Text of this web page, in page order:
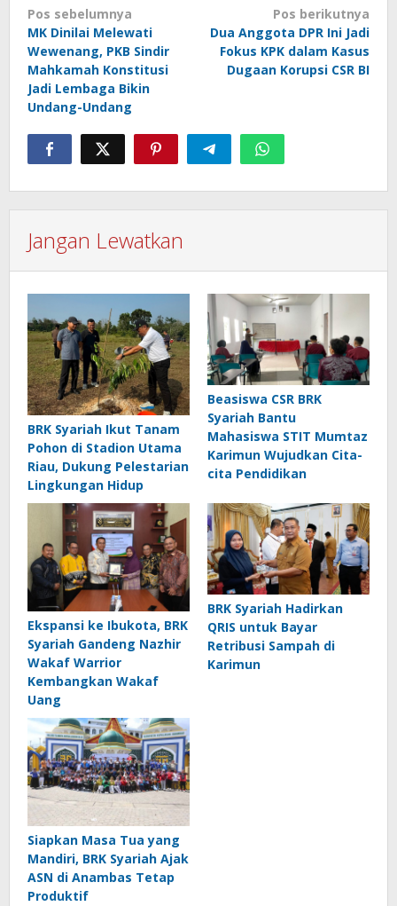
Navigasi
pos
Pos sebelumnya
MK Dinilai Melewati
Wewenang, PKB Sindir
Mahkamah Konstitusi
Jadi Lembaga Bikin
Undang-Undang
Pos berikutnya
Dua Anggota DPR Ini Jadi
Fokus KPK dalam Kasus
Dugaan Korupsi CSR BI
Jangan Lewatkan
BRK Syariah Ikut Tanam
Pohon di Stadion Utama
Riau, Dukung Pelestarian
Lingkungan Hidup
Beasiswa CSR BRK
Syariah Bantu
Mahasiswa STIT Mumtaz
Karimun Wujudkan Cita-
cita Pendidikan
Ekspansi ke Ibukota, BRK
Syariah Gandeng Nazhir
Wakaf Warrior
Kembangkan Wakaf
Uang
BRK Syariah Hadirkan
QRIS untuk Bayar
Retribusi Sampah di
Karimun
Siapkan Masa Tua yang
Mandiri, BRK Syariah Ajak
ASN di Anambas Tetap
Produktif